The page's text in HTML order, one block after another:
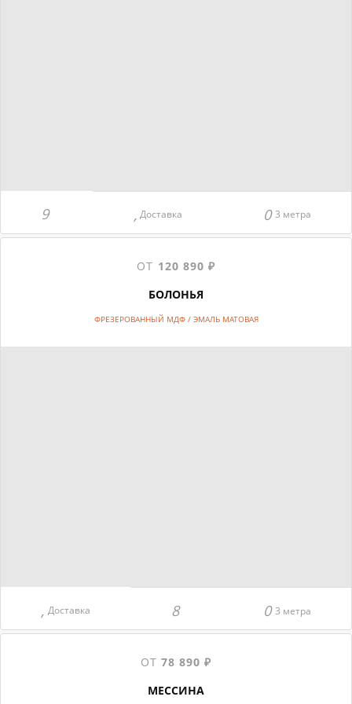
Доставка 3 метра
ОТ 120 890 ₽
БОЛОНЬЯ
ФРЕЗЕРОВАННЫЙ МДФ / ЭМАЛЬ МАТОВАЯ
Доставка 3 метра
ОТ 78 890 ₽
МЕССИНА